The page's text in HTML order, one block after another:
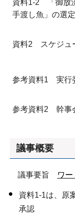
資料1-2 「御放
手渡し魚」の選
資料2 スケジュ
参考資料1 実行
参考資料2 幹事
議事概要
議事要旨 ワ
資料1-1は、原
承認